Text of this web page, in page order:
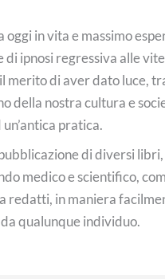
oggi in vita e massimo
di ipnosi regressiva alle vite
merito di aver dato luce,
della nostra cultura e
pratica.
di diversi
medico e scientifico,
redatti, in maniera
qualunque individuo.